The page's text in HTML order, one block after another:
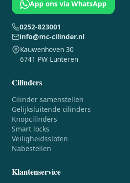
App ons via WhatsApp
0252-823001
info@mc-cilinder.nl
Kauwenhoven 30
6741 PW Lunteren
Cilinders
Cilinder samenstellen
Gelijksluitende cilinders
Knopcilinders
Smart locks
Veiligheidssloten
Nabestellen
Klantenservice